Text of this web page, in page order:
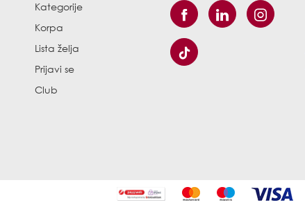
Kategorije
Korpa
Lista želja
Prijavi se
Club